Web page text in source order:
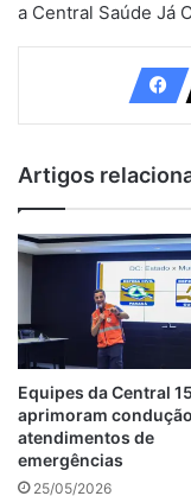
a Central Saúde Já
Artigos
Equipes da Central
aprimoram
atendimentos de
emergências
25/05/2026